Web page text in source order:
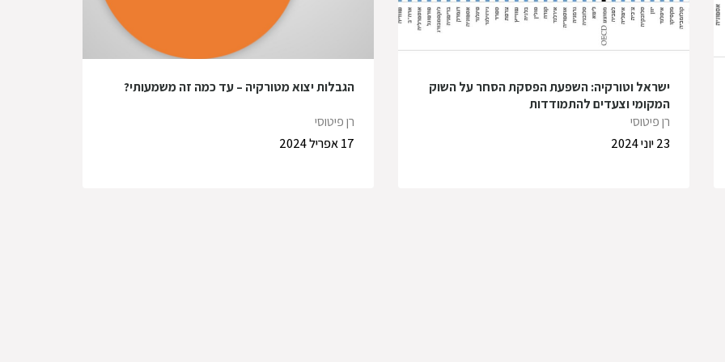
ישראל וטורקיה: השפעת הפסקת הסחר על השוק
המקומי וצעדים להתמודדות
רן פיטוסי
23 יוני 2024
הגבלות יצוא מטורקיה – עד כמה זה משמעותי?
רן פיטוסי
17 אפריל 2024